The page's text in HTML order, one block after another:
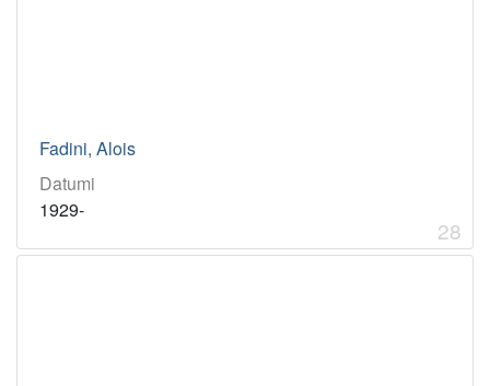
Fadini, Alois
Datumi
1929-
28